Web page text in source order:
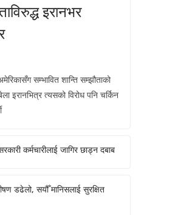
इरानभर
सम्भावित शान्ति सम्झौताको
इरानभित्र त्यसको विरोध पनि चर्किन
कर्मचारीलाई जागिर छाड्न दबाब
डढेलो, सयौँ मानिसलाई सुरक्षित